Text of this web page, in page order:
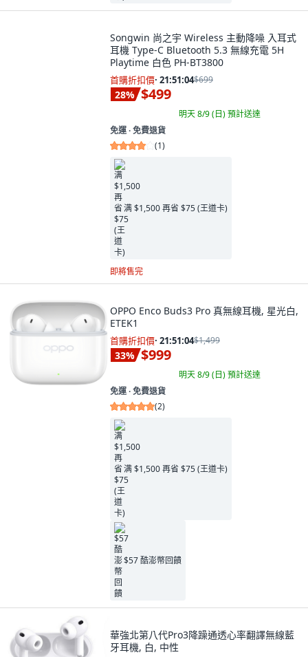
Songwin 尚之宇 Wireless 主動降噪 入耳式
耳機 Type-C Bluetooth 5.3 無線充電 5H
Playtime 白色 PH-BT3800
首購折扣價· 21:51:03$699
28% $499
明天 8/9 (日)預計送達
免運 ∙ 免費退貨
(1)
满 $1,500 再省 $75 (王道卡)
即將售完
OPPO Enco Buds3 Pro 真無線耳機, 星光白,
ETEK1
首購折扣價· 21:51:03$1,499
33% $999
明天 8/9 (日)預計送達
免運 ∙ 免費退貨
(2)
满 $1,500 再省 $75 (王道卡)
$57 酷澎幣回饋
華強北第八代Pro3降躁通透心率翻譯無線藍
牙耳機, 白, 中性